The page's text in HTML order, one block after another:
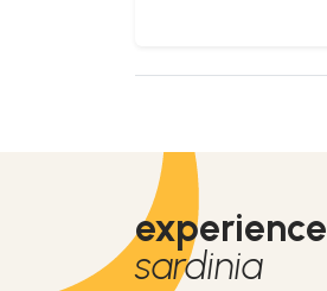
experience
sardinia